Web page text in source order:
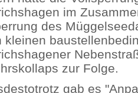
im
des
kleinen
zur Folge.
gab es